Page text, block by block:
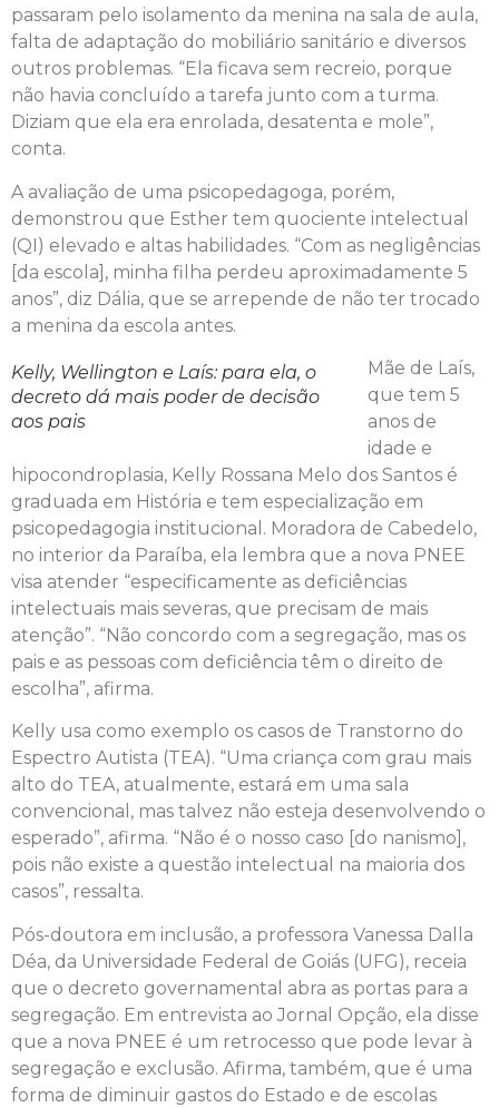
passaram pelo isolamento da menina na sala de aula,
falta de adaptação do mobiliário sanitário e diversos
outros problemas. “Ela ficava sem recreio, porque
não havia concluído a tarefa junto com a turma.
Diziam que ela era enrolada, desatenta e mole”,
conta.
A avaliação de uma psicopedagoga, porém,
demonstrou que Esther tem quociente intelectual
(QI) elevado e altas habilidades. “Com as negligências
[da escola], minha filha perdeu aproximadamente 5
anos”, diz Dália, que se arrepende de não ter trocado
a menina da escola antes.
Kelly, Wellington e Laís: para ela, o
decreto dá mais poder de decisão
aos pais
Mãe de Laís,
que tem 5
anos de
idade e
hipocondroplasia, Kelly Rossana Melo dos Santos é
graduada em História e tem especialização em
psicopedagogia institucional. Moradora de Cabedelo,
no interior da Paraíba, ela lembra que a nova PNEE
visa atender “especificamente as deficiências
intelectuais mais severas, que precisam de mais
atenção”. “Não concordo com a segregação, mas os
pais e as pessoas com deficiência têm o direito de
escolha”, afirma.
Kelly usa como exemplo os casos de Transtorno do
Espectro Autista (TEA). “Uma criança com grau mais
alto do TEA, atualmente, estará em uma sala
convencional, mas talvez não esteja desenvolvendo o
esperado”, afirma. “Não é o nosso caso [do nanismo],
pois não existe a questão intelectual na maioria dos
casos”, ressalta.
Pós-doutora em inclusão, a professora Vanessa Dalla
Déa, da Universidade Federal de Goiás (UFG), receia
que o decreto governamental abra as portas para a
segregação. Em entrevista ao Jornal Opção, ela disse
que a nova PNEE é um retrocesso que pode levar à
segregação e exclusão. Afirma, também, que é uma
forma de diminuir gastos do Estado e de escolas